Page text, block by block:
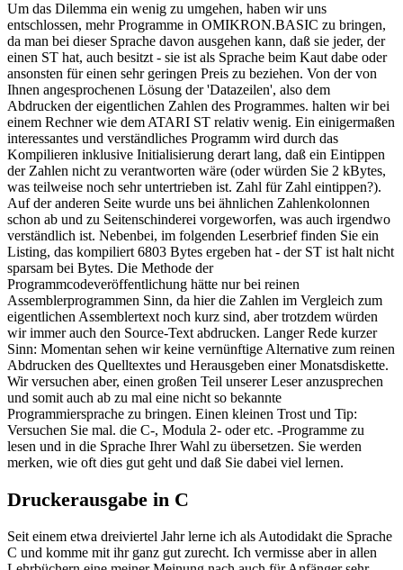
Um das Dilemma ein wenig zu umgehen, haben wir uns
entschlossen, mehr Programme in OMIKRON.BASIC zu bringen,
da man bei dieser Sprache davon ausgehen kann, daß sie jeder, der
einen ST hat, auch besitzt - sie ist als Sprache beim Kaut dabe oder
ansonsten für einen sehr geringen Preis zu beziehen. Von der von
Ihnen angesprochenen Lösung der 'Datazeilen', also dem
Abdrucken der eigentlichen Zahlen des Programmes. halten wir bei
einem Rechner wie dem ATARI ST relativ wenig. Ein einigermaßen
interessantes und verständliches Programm wird durch das
Kompilieren inklusive Initialisierung derart lang, daß ein Eintippen
der Zahlen nicht zu verantworten wäre (oder würden Sie 2 kBytes,
was teilweise noch sehr untertrieben ist. Zahl für Zahl eintippen?).
Auf der anderen Seite wurde uns bei ähnlichen Zahlenkolonnen
schon ab und zu Seitenschinderei vorgeworfen, was auch irgendwo
verständlich ist. Nebenbei, im folgenden Leserbrief finden Sie ein
Listing, das kompiliert 6803 Bytes ergeben hat - der ST ist halt nicht
sparsam bei Bytes. Die Methode der
Programmcodeveröffentlichung hätte nur bei reinen
Assemblerprogrammen Sinn, da hier die Zahlen im Vergleich zum
eigentlichen Assemblertext noch kurz sind, aber trotzdem würden
wir immer auch den Source-Text abdrucken. Langer Rede kurzer
Sinn: Momentan sehen wir keine vernünftige Alternative zum reinen
Abdrucken des Quelltextes und Herausgeben einer Monatsdiskette.
Wir versuchen aber, einen großen Teil unserer Leser anzusprechen
und somit auch ab zu mal eine nicht so bekannte
Programmiersprache zu bringen. Einen kleinen Trost und Tip:
Versuchen Sie mal. die C-, Modula 2- oder etc. -Programme zu
lesen und in die Sprache Ihrer Wahl zu übersetzen. Sie werden
merken, wie oft dies gut geht und daß Sie dabei viel lernen.
Druckerausgabe in C
Seit einem etwa dreiviertel Jahr lerne ich als Autodidakt die Sprache
C und komme mit ihr ganz gut zurecht. Ich vermisse aber in allen